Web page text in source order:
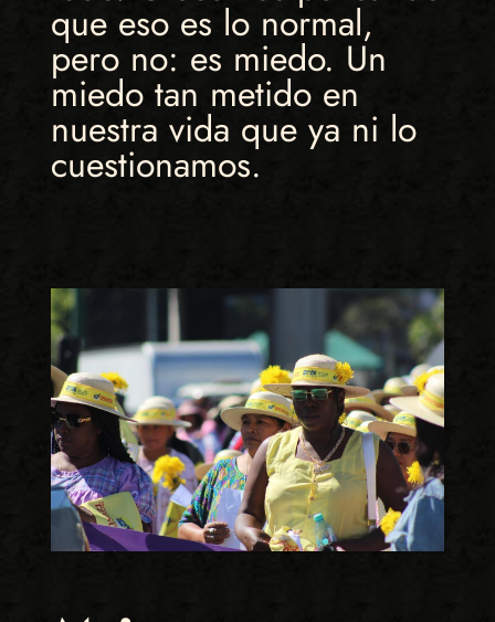
que eso es lo normal,
pero no: es miedo. Un
miedo tan metido en
nuestra vida que ya ni lo
cuestionamos.